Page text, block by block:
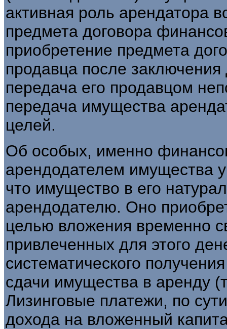
активная роль арендатора
предмета договора
приобретение предмета
продавца после
передача его продавцом
передача имущества
целей.
Об особых, именно
арендодателем имущества
что имущество в его
арендодателю. Оно
целью вложения временно
привлеченных для этого
систематического
сдачи имущества в аренду
Лизинговые платежи, по
дохода на вложенный